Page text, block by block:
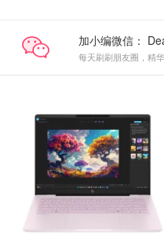
加小编微信：
每天刷刷朋友圈，精